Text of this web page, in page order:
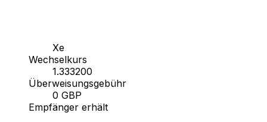
Xe
Wechselkurs
1.333200
Überweisungsgebühr
0 GBP
Empfänger erhält